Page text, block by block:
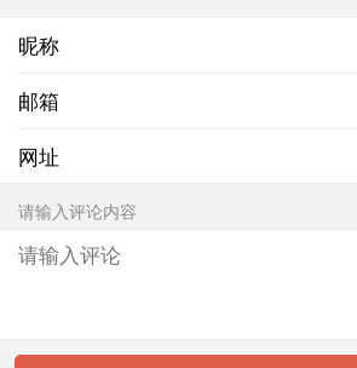
昵称
邮箱
网址
请输入评论内容